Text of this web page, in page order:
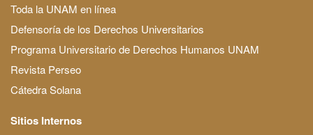
Toda la UNAM en línea
Defensoría de los Derechos Universitarios
Programa Universitario de Derechos Humanos UNAM
Revista Perseo
Cátedra Solana
Sitios Internos